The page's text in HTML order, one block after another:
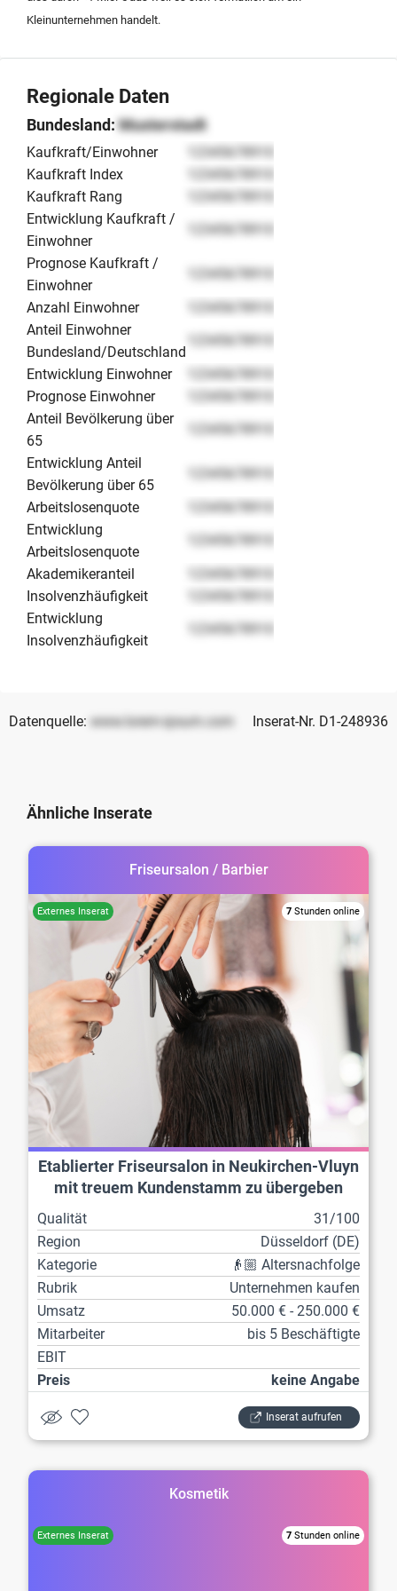
Kleinunternehmen handelt.
Regionale Daten
Bundesland:Musterstadt
Kaufkraft/Einwohner
12345678910
Kaufkraft Index
12345678910
Kaufkraft Rang
12345678910
Entwicklung Kaufkraft /
Einwohner
12345678910
Prognose Kaufkraft /
Einwohner
12345678910
Anzahl Einwohner
12345678910
Anteil Einwohner
Bundesland/Deutschland
12345678910
Entwicklung Einwohner
12345678910
Prognose Einwohner
12345678910
Anteil Bevölkerung über
65
12345678910
Entwicklung Anteil
Bevölkerung über 65
12345678910
Arbeitslosenquote
12345678910
Entwicklung
Arbeitslosenquote
12345678910
Akademikeranteil
12345678910
Insolvenzhäufigkeit
12345678910
Entwicklung
Insolvenzhäufigkeit
12345678910
Datenquelle: www.lorem-ipsum.com Inserat-Nr. D1-248936
Ähnliche Inserate
Friseursalon / Barbier
7 Stunden online
Etablierter Friseursalon in Neukirchen-Vluyn
mit treuem Kundenstamm zu übergeben
Qualität
31/100
Region
Düsseldorf (DE)
Kategorie
👴🏼 Altersnachfolge
Rubrik
Unternehmen kaufen
Umsatz
50.000 € - 250.000 €
Mitarbeiter
bis 5 Beschäftigte
EBIT
Preis
keine Angabe
Inserat aufrufen
Kosmetik
7 Stunden online